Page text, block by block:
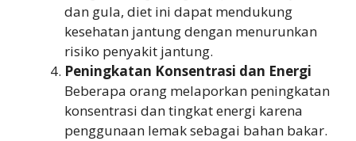
dan gula, diet ini dapat mendukung
kesehatan jantung dengan menurunkan
risiko penyakit jantung.
Peningkatan Konsentrasi dan Energi
Beberapa orang melaporkan peningkatan
konsentrasi dan tingkat energi karena
penggunaan lemak sebagai bahan bakar.